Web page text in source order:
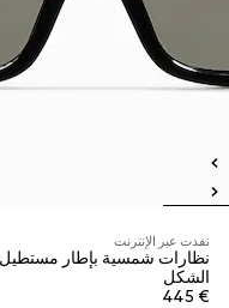
نفدت عبر الإنترنت
نظارات شمسية بإطار مستطيل
الشكل
€ 445